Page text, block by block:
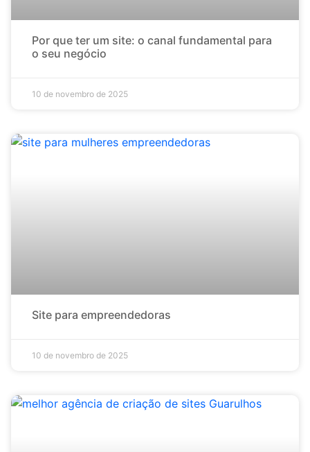
Por que ter um site: o canal fundamental para
o seu negócio
10 de novembro de 2025
Site para empreendedoras
10 de novembro de 2025